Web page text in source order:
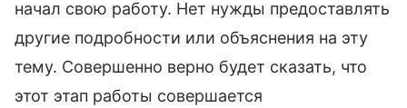
начал свою работу. Нет нужды предоставлять
другие подробности или объяснения на эту
тему. Совершенно верно будет сказать, что
этот этап работы совершается